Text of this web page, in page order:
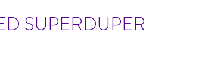
SUPERDUPER